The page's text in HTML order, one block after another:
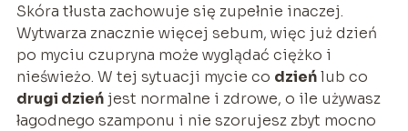
Skóra tłusta zachowuje się zupełnie inaczej.
Wytwarza znacznie więcej sebum, więc już dzień
po myciu czupryna może wyglądać ciężko i
nieświeżo. W tej sytuacji mycie co dzieńlub co
drugi dzieńjest normalne i zdrowe, o ile używasz
łagodnego szamponu i nie szorujesz zbyt mocno